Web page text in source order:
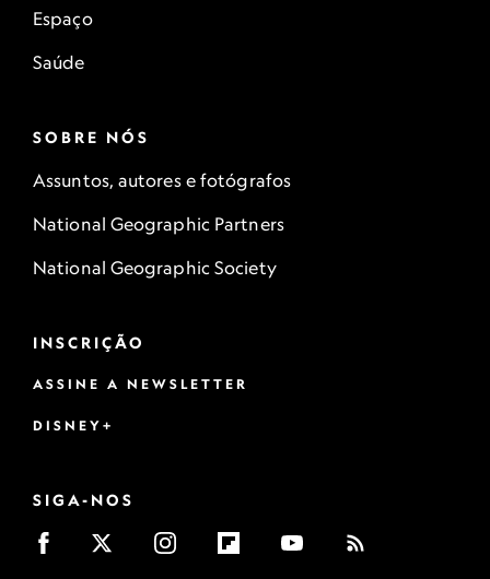
Espaço
Saúde
SOBRE NÓS
Assuntos, autores e fotógrafos
National Geographic Partners
National Geographic Society
INSCRIÇÃO
ASSINE A NEWSLETTER
DISNEY+
SIGA-NOS